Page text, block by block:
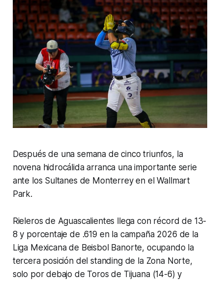
Después de una semana de cinco triunfos, la
novena hidrocálida arranca una importante serie
ante los Sultanes de Monterrey en el Wallmart
Park.
Rieleros de Aguascalientes llega con récord de 13-
8 y porcentaje de .619 en la campaña 2026 de la
Liga Mexicana de Beisbol Banorte, ocupando la
tercera posición del standing de la Zona Norte,
solo por debajo de Toros de Tijuana (14-6) y